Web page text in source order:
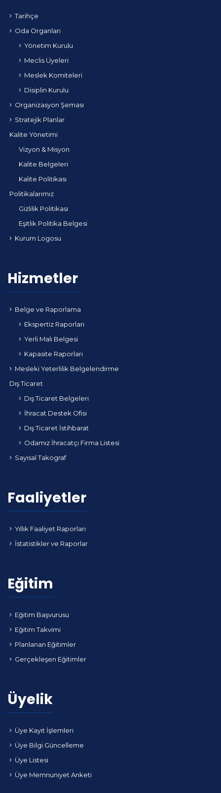
Tarihçe
Oda Organları
Yönetim Kurulu
Meclis Üyeleri
Meslek Komiteleri
Disiplin Kurulu
Organizasyon Şeması
Stratejik Planlar
Kalite Yönetimi
Vizyon & Misyon
Kalite Belgeleri
Kalite Politikası
Politikalarımız
Gizlilik Politikası
Eşitlik Politika Belgesi
Kurum Logosu
Hizmetler
Belge ve Raporlama
Ekspertiz Raporları
Yerli Malı Belgesi
Kapasite Raporları
Mesleki Yeterlilik Belgelendirme
Dış Ticaret
Dış Ticaret Belgeleri
İhracat Destek Ofisi
Dış Ticaret İstihbarat
Odamız İhracatçı Firma Listesi
Sayısal Takograf
Faaliyetler
Yıllık Faaliyet Raporları
İstatistikler ve Raporlar
Eğitim
Eğitim Başvurusu
Eğitim Takvimi
Planlanan Eğitimler
Gerçekleşen Eğitimler
Üyelik
Üye Kayıt İşlemleri
Üye Bilgi Güncelleme
Üye Listesi
Üye Memnuniyet Anketi